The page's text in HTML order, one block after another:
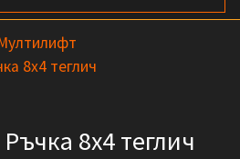
8x4 теглич
8x4 теглич